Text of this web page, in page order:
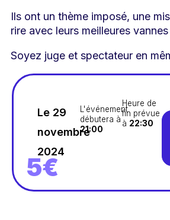
Ils ont un thème imposé, une
rire avec leurs meilleures vannes
Soyez juge et spectateur en
5€
Le 29
novembre
2024
L'événement
débutera à
21:00
Heure de
fin prévue
à 22:30